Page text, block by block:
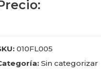
010FL005
Sin categorizar